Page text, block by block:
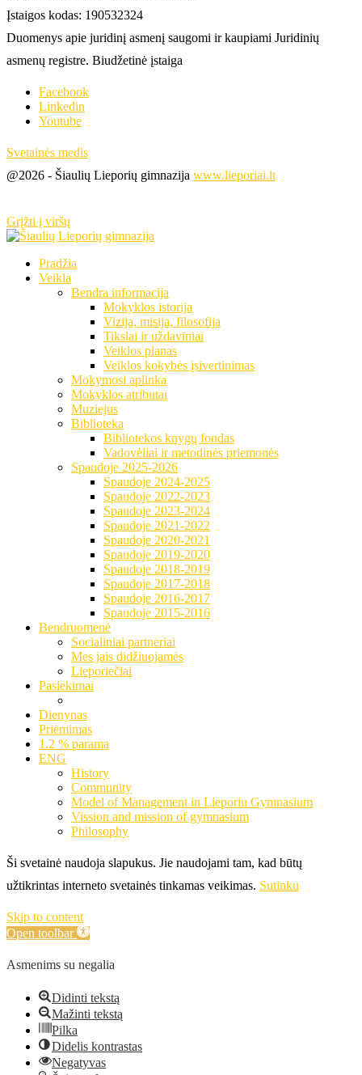
Įstaigos kodas: 190532324
Duomenys apie juridinį asmenį saugomi ir kaupiami Juridinių
asmenų registre. Biudžetinė įstaiga
Facebook
Linkedin
Youtube
Svetainės medis
@2026 - Šiaulių Lieporių gimnazija www.lieporiai.lt
Grįžti į viršų
Pradžia
Veikla
Bendra informacija
Mokyklos istorija
Vizija, misija, filosofija
Tikslai ir uždaviniai
Veiklos planas
Veiklos kokybės įsivertinimas
Mokymosi aplinka
Mokyklos atributai
Muziejus
Biblioteka
Bibliotekos knygų fondas
Vadovėliai ir metodinės priemonės
Spaudoje 2025-2026
Spaudoje 2024-2025
Spaudoje 2022-2023
Spaudoje 2023-2024
Spaudoje 2021-2022
Spaudoje 2020-2021
Spaudoje 2019-2020
Spaudoje 2018-2019
Spaudoje 2017-2018
Spaudoje 2016-2017
Spaudoje 2015-2016
Bendruomenė
Socialiniai partneriai
Mes jais didžiuojamės
Lieporiečiai
Pasiekimai
Dienynas
Priėmimas
1.2 % parama
ENG
History
Community
Model of Management in Lieporiu Gymnasium
Vission and mission of gymnasium
Philosophy
Ši svetainė naudoja slapukus. Jie naudojami tam, kad būtų
užtikrintas interneto svetainės tinkamas veikimas. Sutinku
Skip to content
Open toolbar
Asmenims su negalia
Didinti tekstą
Mažinti tekstą
Pilka
Didelis kontrastas
Negatyvas